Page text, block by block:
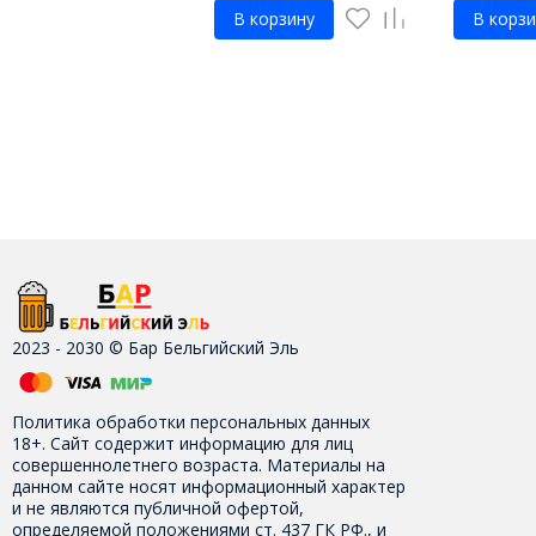
В корзину В
2023 - 2030 © Бар Бельгийский Эль
Политика обработки персональных данных
18+. Сайт содержит информацию для лиц
совершеннолетнего возраста. Материалы на
данном сайте носят информационный характер
и не являются публичной офертой,
определяемой положениями ст. 437 ГК РФ., и